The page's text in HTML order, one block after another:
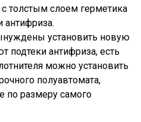
с толстым слоем герметика
антифриза.
установить новую
подтеки антифриза, есть
можно установить
полуавтомата,
по размеру самого